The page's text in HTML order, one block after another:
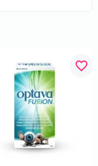
favorite_border